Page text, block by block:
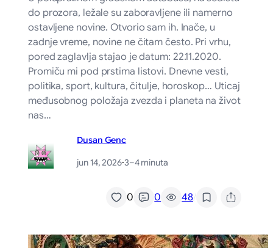
do prozora, ležale su zaboravljene ili namerno
ostavljene novine. Otvorio sam ih. Inače, u
zadnje vreme, novine ne čitam često. Pri vrhu,
pored zaglavlja stajao je datum: 22.11.2020.
Promiču mi pod prstima listovi. Dnevne vesti,
politika, sport, kultura, čitulje, horoskop… Uticaj
međusobnog položaja zvezda i planeta na život
nas…
Dusan Genc
jun 14, 2026·3–4 minuta
0 0 48/